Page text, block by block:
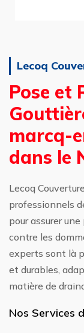
Lecoq
Pose et
marcq-
dans le
Lecoq
professionnels
pour assurer
contre les
experts sont là
et durables,
matière de
Nos Services